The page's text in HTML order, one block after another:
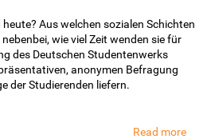
Aus welchen sozialen Schichten
wie viel Zeit wenden sie für
des Deutschen Studentenwerks
anonymen Befragung
der Studierenden liefern.
Read moreabout